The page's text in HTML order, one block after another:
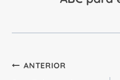
Navegación
ANTERIOR